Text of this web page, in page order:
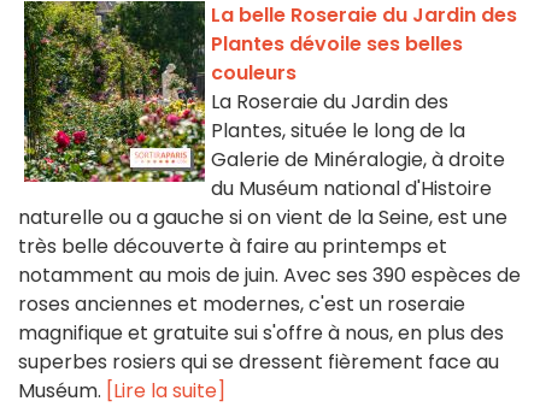
La belle Roseraie du Jardin des
Plantes dévoile ses belles
couleurs
La Roseraie du Jardin des
Plantes, située le long de la
Galerie de Minéralogie, à droite
du Muséum national d'Histoire
naturelle ou a gauche si on vient de la Seine, est une
très belle découverte à faire au printemps et
notamment au mois de juin. Avec ses 390 espèces de
roses anciennes et modernes, c'est un roseraie
magnifique et gratuite sui s'offre à nous, en plus des
superbes rosiers qui se dressent fièrement face au
Muséum. [Lire la suite]